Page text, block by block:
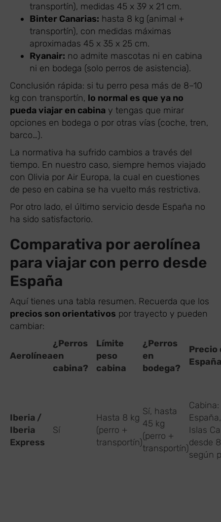
transportín), medidas 45 x 39 x 21 cm.
Binter Canarias: hasta 8 kg (animal +
transportín), con medidas máximas
aproximadas 45 x 35 x 25 cm.
Ryanair: no admite mascotas ni en cabina
ni en bodega (solo perros de asistencia).
Conclusión rápida: si tu perro pesa más de 8–10
kg con transportín, lo normal es que ya no
pueda viajar en cabina y tengas que mirar
opciones en bodega o por otras vías (coche, tren,
barco…).
La normativa ha sufrido cambios a través del
tiempo. En nuestro caso, siempre hemos viajado
con Olivia por Air Europa, la cual en cuestiones
de peso en cabina se ha vuelto más restrictiva.
Por otro lado, el último servicio desde España no
ha sido satisfactorio.
Comparativa por aerolínea
para viajar con perro desde
España
Aquí tienes una tabla resumen. Recuerda que los
precios son orientativos por trayecto y pueden
cambiar:
Aerolínea
¿Perros
en
cabina?
Límite
peso
cabina
¿Perros
en
bodega?
Iberia /
Iberia
Express
Sí
Hasta 8 kg
(perro +
transportín)
Sí, hasta
45 kg
(perro +
transportín)
Islas
desde
según